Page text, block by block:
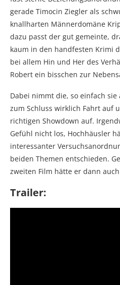
gerade Timocin Ziegler als
knallharten Männerdomäne
dazu passt der gut gemeinte,
kaum in den handfesten Krimi
bei allem Hin und Her des
Robert ein bisschen zur
Dabei nimmt die, so einfach sie
zum Schluss wirklich Fahrt auf
richtigen Showdown auf.
Gefühl nicht los, Hochhäusler
interessanter
beiden Themen entschieden.
zweiten Film hätte er dann
Trailer: